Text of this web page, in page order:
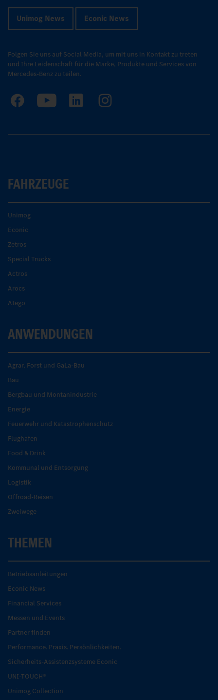
Unimog News Econic News
Folgen Sie uns auf Social Media, um mit uns in Kontakt zu treten
und Ihre Leidenschaft für die Marke, Produkte und Services von
Mercedes-Benz zu teilen.
FAHRZEUGE
Unimog
Econic
Zetros
Special Trucks
Actros
Arocs
Atego
ANWENDUNGEN
Agrar, Forst und GaLa-Bau
Bau
Bergbau und Montanindustrie
Energie
Feuerwehr und Katastrophenschutz
Flughafen
Food & Drink
Kommunal und Entsorgung
Logistik
Offroad-Reisen
Zweiwege
THEMEN
Betriebsanleitungen
Econic News
Financial Services
Messen und Events
Partner finden
Performance. Praxis. Persönlichkeiten.
Sicherheits-Assistenzsysteme Econic
UNI-TOUCH®
Unimog Collection